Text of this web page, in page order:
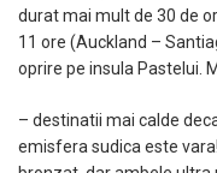
durat mai mult de 30 de
11 ore (Auckland –
oprire pe insula Pastelui.
– destinatii mai calde
emisfera sudica este